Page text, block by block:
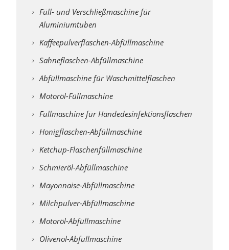
Füll- und Verschließmaschine für
Aluminiumtuben
Kaffeepulverflaschen-Abfüllmaschine
Sahneflaschen-Abfüllmaschine
Abfüllmaschine für Waschmittelflaschen
Motoröl-Füllmaschine
Füllmaschine für Händedesinfektionsflaschen
Honigflaschen-Abfüllmaschine
Ketchup-Flaschenfüllmaschine
Schmieröl-Abfüllmaschine
Mayonnaise-Abfüllmaschine
Milchpulver-Abfüllmaschine
Motoröl-Abfüllmaschine
Olivenöl-Abfüllmaschine